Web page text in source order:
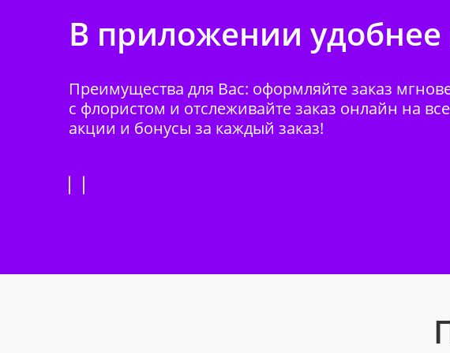
В приложении удобнее
Преимущества для Вас: оформляйте заказ
с флористом и отслеживайте заказ онлайн на
акции и бонусы за каждый заказ!